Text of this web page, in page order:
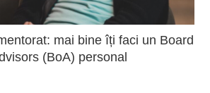
mai bine îți faci un Board
(BoA) personal